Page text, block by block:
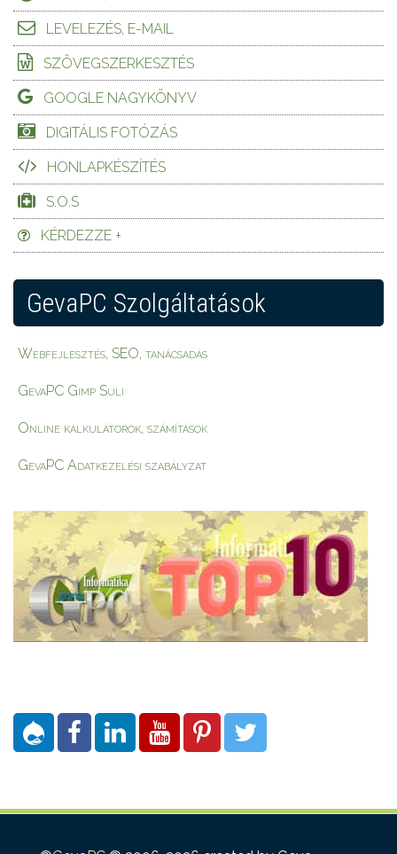
LEVELEZÉS, E-MAIL
SZÖVEGSZERKESZTÉS
GOOGLE NAGYKÖNYV
DIGITÁLIS FOTÓZÁS
HONLAPKÉSZÍTÉS
S.O.S
KÉRDEZZE +
GevaPC Szolgáltatások
Webfejlesztés, SEO, tanácsadás
GevaPC Gimp Suli
Online kalkulátorok, számítások
GevaPC Adatkezelési szabályzat